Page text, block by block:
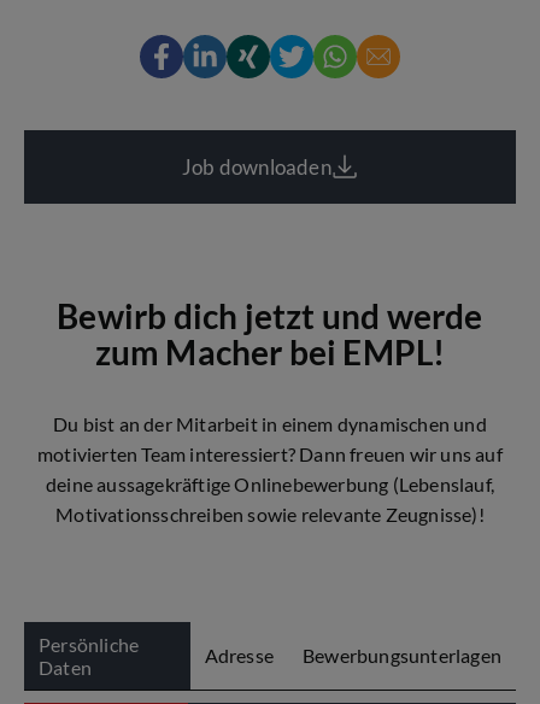
Job downloaden
Bewirb dich jetzt und werde
zum Macher bei EMPL!
Du bist an der Mitarbeit in einem dynamischen und
motivierten Team interessiert? Dann freuen wir uns auf
deine aussagekräftige Onlinebewerbung (Lebenslauf,
Motivationsschreiben sowie relevante Zeugnisse)!
Persönliche
Daten
Adresse Bewerbungsunterlagen